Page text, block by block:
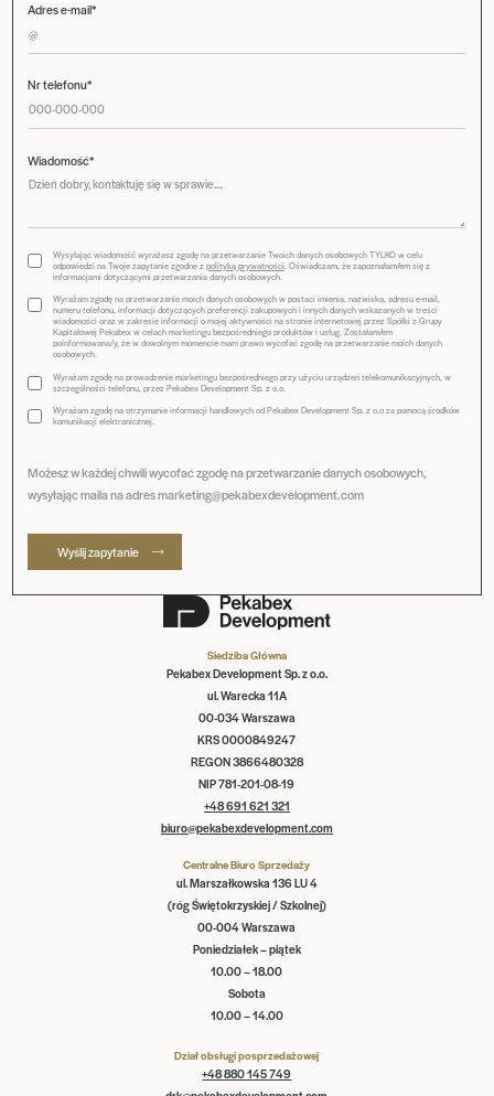
Siedziba Główna
Pekabex Development Sp. z o.o.
ul. Warecka 11A
00-034 Warszawa
KRS 0000849247
REGON 3866480328
NIP 781-201-08-19
+48 691 621 321
biuro@pekabexdevelopment.com
Centralne Biuro Sprzedaży
ul. Marszałkowska 136 LU 4
(róg Świętokrzyskiej / Szkolnej)
00-004 Warszawa
Poniedziałek – piątek
10.00 – 18.00
Sobota
10.00 – 14.00
Dział obsługi posprzedażowej
+48 880 145 749
Adres e-mail*
Nr telefonu*
Wiadomość*
Wysyłając wiadomość wyrażasz zgodę na przetwarzanie Twoich danych osobowych TYLKO w celu
odpowiedzi na Twoje zapytanie zgodne zpolityką prywatności . Oświadczam, że zapoznałam/em się z
informacjami dotyczącymi przetwarzania danych osobowych.
Wyrażam zgodę na przetwarzanie moich danych osobowych w postaci imienia, nazwiska, adresu e-mail,
numeru telefonu, informacji dotyczących preferencji zakupowych i innych danych wskazanych w treści
wiadomości oraz w zakresie informacji o mojej aktywności na stronie internetowej przez Spółki z Grupy
Kapitałowej Pekabex w celach marketingu bezpośredniego produktów i usług. Zostałam/em
poinformowana/y, że w dowolnym momencie mam prawo wycofać zgodę na przetwarzanie moich danych
osobowych.
Wyrażam zgodę na prowadzenie marketingu bezpośredniego przy użyciu urządzeń telekomunikacyjnych, w
szczególności telefonu, przez Pekabex Development Sp. z o.o.
Wyrażam zgodę na otrzymanie informacji handlowych od Pekabex Development Sp. z o.o za pomocą środków
komunikacji elektronicznej.
Możesz w każdej chwili wycofać zgodę na przetwarzanie danych osobowych,
wysyłając maila na adres marketing@pekabexdevelopment.com
Wyślij zapytanie